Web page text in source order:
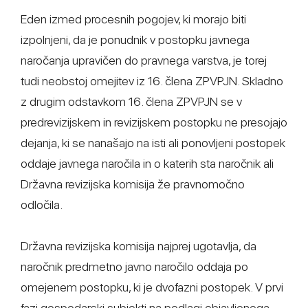
Eden izmed procesnih pogojev, ki morajo biti
izpolnjeni, da je ponudnik v postopku javnega
naročanja upravičen do pravnega varstva, je torej
tudi neobstoj omejitev iz 16. člena ZPVPJN. Skladno
z drugim odstavkom 16. člena ZPVPJN se v
predrevizijskem in revizijskem postopku ne presojajo
dejanja, ki se nanašajo na isti ali ponovljeni postopek
oddaje javnega naročila in o katerih sta naročnik ali
Državna revizijska komisija že pravnomočno
odločila.
Državna revizijska komisija najprej ugotavlja, da
naročnik predmetno javno naročilo oddaja po
omejenem postopku, ki je dvofazni postopek. V prvi